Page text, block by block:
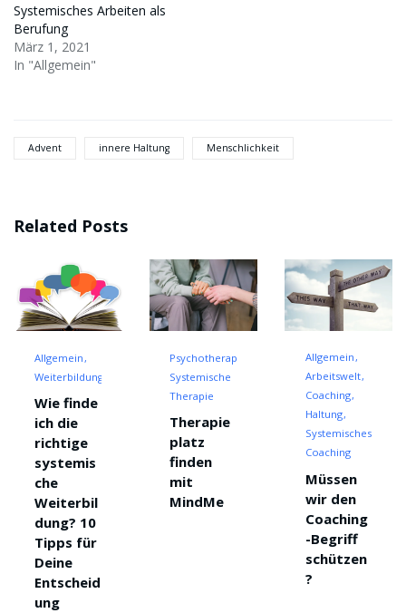
Systemisches Arbeiten als
Berufung
März 1, 2021
In "Allgemein"
Advent innere Haltung Menschlichkeit
Related Posts
Allgemein
Weiterbildung
Wie finde
ich die
richtige
systemis
che
Weiterbil
dung? 10
Tipps für
Deine
Entscheid
ung
Psychotherapie
Systemische
Therapie
Therapie
platz
finden
mit
MindMe
Allgemein
Arbeitswelt
Coaching
Haltung
Systemisches
Coaching
Müssen
wir den
Coaching
-Begriff
schützen
?